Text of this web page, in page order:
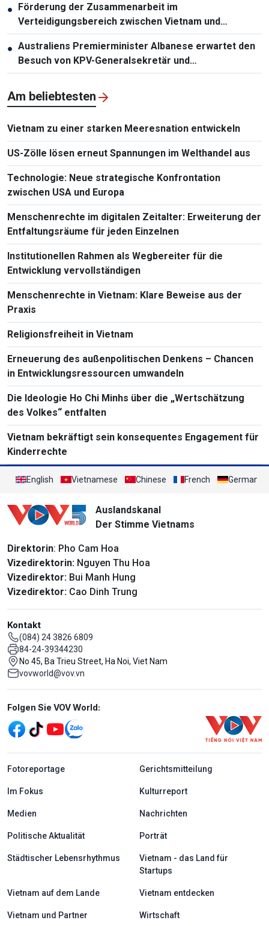
● Förderung der Zusammenarbeit im
Verteidigungsbereich zwischen Vietnam und
Malaysia
● Australiens Premierminister Albanese erwartet den
Besuch von KPV-Generalsekretär und
Staatspräsident To Lam
Am beliebtesten
Vietnam zu einer starken Meeresnation entwickeln
US-Zölle lösen erneut Spannungen im Welthandel aus
Technologie: Neue strategische Konfrontation
zwischen USA und Europa
Menschenrechte im digitalen Zeitalter: Erweiterung der
Entfaltungsräume für jeden Einzelnen
Institutionellen Rahmen als Wegbereiter für die
Entwicklung vervollständigen
Menschenrechte in Vietnam: Klare Beweise aus der
Praxis
Religionsfreiheit in Vietnam
Erneuerung des außenpolitischen Denkens – Chancen
in Entwicklungsressourcen umwandeln
Die Ideologie Ho Chi Minhs über die „Wertschätzung
des Volkes“ entfalten
Vietnam bekräftigt sein konsequentes Engagement für
Kinderrechte
English Vietnamese Chinese French German
Auslandskanal
Der Stimme Vietnams
Direktorin: Pho Cam Hoa
Vizedirektorin: Nguyen Thu Hoa
Vizedirektor: Bui Manh Hung
Vizedirektor: Cao Dinh Trung
Kontakt
(084) 24 3826 6809
84-24-39344230
No 45, Ba Trieu Street, Ha Noi, Viet Nam
vovworld@vov.vn
Mạng xã hội
Folgen Sie VOV World:
menu footer tiếng Đức
Fotoreportage Gerichtsmitteilung
Im Fokus Kulturreport
Medien Nachrichten
Politische Aktualität Porträt
Städtischer Lebensrhythmus
Vietnam - das Land für
Startups
Vietnam auf dem Lande Vietnam entdecken
Vietnam und Partner Wirtschaft